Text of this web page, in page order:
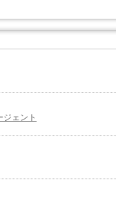
ジェント